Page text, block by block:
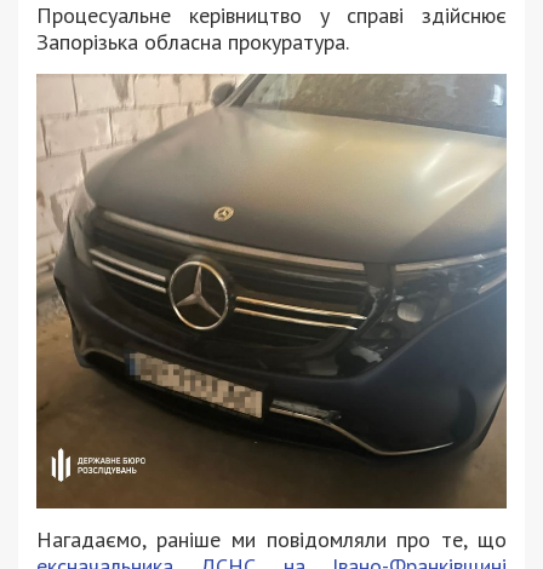
Процесуальне керівництво у справі здійснює
Запорізька обласна прокуратура.
Нагадаємо, раніше ми повідомляли про те, що